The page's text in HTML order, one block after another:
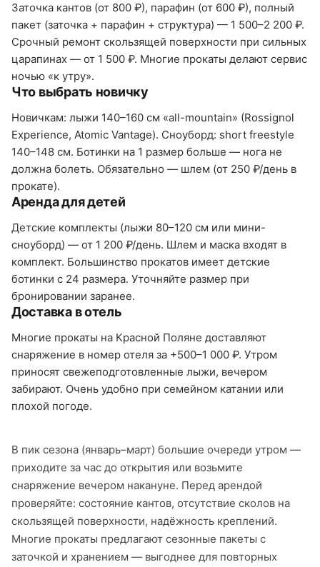
Заточка кантов (от 800 ₽), парафин (от 600 ₽), полный
пакет (заточка + парафин + структура) — 1 500–2 200 ₽.
Срочный ремонт скользящей поверхности при сильных
царапинах — от 1 500 ₽. Многие прокаты делают сервис
ночью «к утру».
Что выбрать новичку
Новичкам: лыжи 140–160 см «all-mountain» (Rossignol
Experience, Atomic Vantage). Сноуборд: short freestyle
140–148 см. Ботинки на 1 размер больше — нога не
должна болеть. Обязательно — шлем (от 250 ₽/день в
прокате).
Аренда для детей
Детские комплекты (лыжи 80–120 см или мини-
сноуборд) — от 1 200 ₽/день. Шлем и маска входят в
комплект. Большинство прокатов имеет детские
ботинки с 24 размера. Уточняйте размер при
бронировании заранее.
Доставка в отель
Многие прокаты на Красной Поляне доставляют
снаряжение в номер отеля за +500–1 000 ₽. Утром
приносят свежеподготовленные лыжи, вечером
забирают. Очень удобно при семейном катании или
плохой погоде.
В пик сезона (январь–март) большие очереди утром —
приходите за час до открытия или возьмите
снаряжение вечером накануне. Перед арендой
проверяйте: состояние кантов, отсутствие сколов на
скользящей поверхности, надёжность креплений.
Многие прокаты предлагают сезонные пакеты с
заточкой и хранением — выгоднее для повторных